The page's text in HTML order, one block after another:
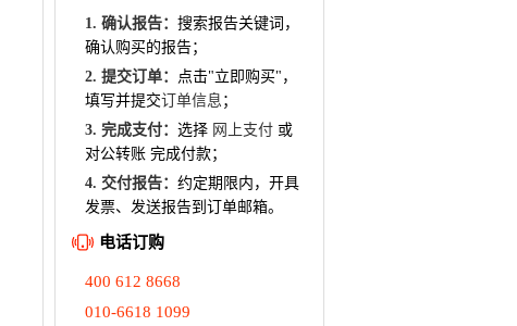
1. 确认报告： 搜索报告关键词，
确认购买的报告；
2. 提交订单： 点击"立即购买"，
填写并提交订单信息 ；
3. 完成支付： 选择 网上支付 或
对公转账 完成付款；
4. 交付报告： 约定期限内，开具
发票、发送报告到订单邮箱。
电话订购
400 612 8668
010-6618 1099